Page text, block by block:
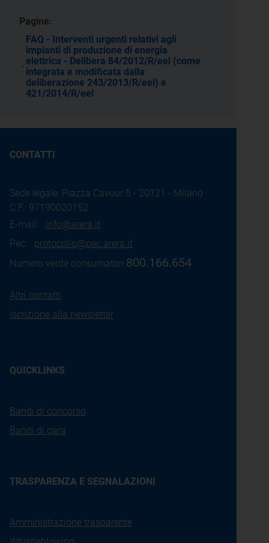
Pagine:
FAQ - Interventi urgenti relativi agli
impianti di produzione di energia
elettrica - Delibera 84/2012/R/eel (come
integrata e modificata dalla
deliberazione 243/2013/R/eel) e
421/2014/R/eel
CONTATTI
Sede legale: Piazza Cavour 5 - 20121 - Milano
C.F.: 97190020152
E-mail: info@arera.it
Pec: protocollo@pec.arera.it
Numero verde consumatori:800.166.654
Altri contatti
Iscrizione alla newsletter
QUICKLINKS
Bandi di concorso
Bandi di gara
TRASPARENZA E SEGNALAZIONI
Amministrazione trasparente